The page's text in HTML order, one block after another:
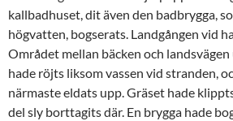
kallbadhuset, dit även den badbrygga,
högvatten, bogserats. Landgången vid
Området mellan bäcken och
hade röjts liksom vassen vid stranden,
närmaste eldats upp. Gräset hade
del sly borttagits där. En brygga hade